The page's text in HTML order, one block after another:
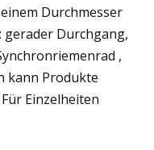
Durchmesser
Durchgang,
,
kann Produkte
Einzelheiten